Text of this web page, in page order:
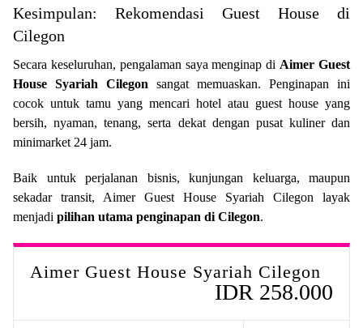
Kesimpulan: Rekomendasi Guest House di
Cilegon
Secara keseluruhan, pengalaman saya menginap di Aimer Guest
House Syariah Cilegon sangat memuaskan. Penginapan ini
cocok untuk tamu yang mencari hotel atau guest house yang
bersih, nyaman, tenang, serta dekat dengan pusat kuliner dan
minimarket 24 jam.
Baik untuk perjalanan bisnis, kunjungan keluarga, maupun
sekadar transit, Aimer Guest House Syariah Cilegon layak
menjadi pilihan utama penginapan di Cilegon.
Aimer Guest House Syariah Cilegon
IDR 258.000